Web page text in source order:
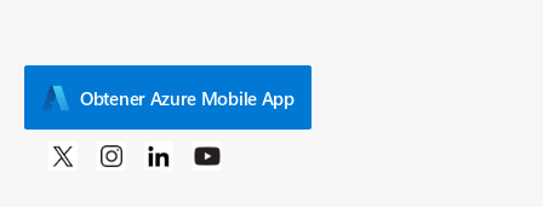
Obtener Azure Mobile App